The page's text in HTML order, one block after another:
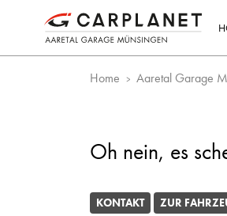
Home Aaretal Garage
Oh nein, es
KONTAKT ZUR